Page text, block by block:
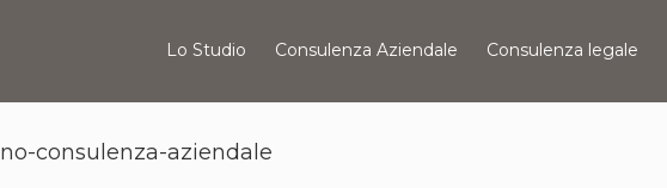
Lo Studio Consulenza Aziendale Consulenza legale
consulenza-aziendale